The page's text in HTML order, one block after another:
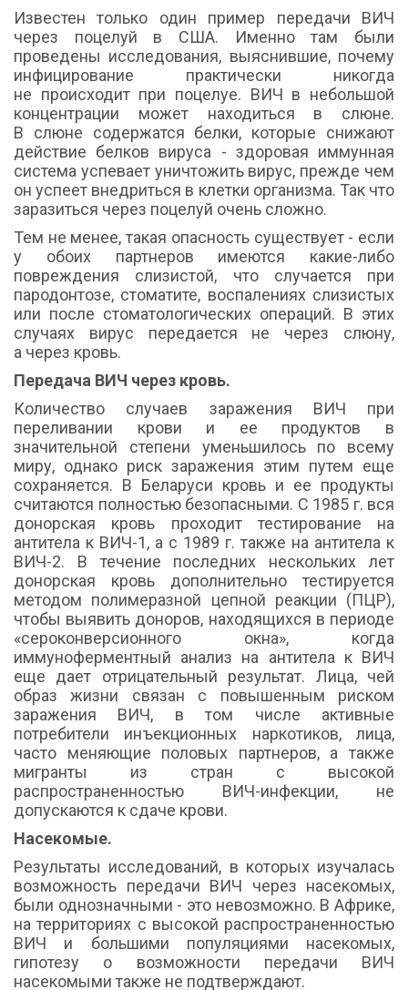
Известен только один пример передачи ВИЧ
через поцелуй в США. Именно там были
проведены исследования, выяснившие, почему
инфицирование практически никогда
не происходит при поцелуе. ВИЧ в небольшой
концентрации может находиться в слюне.
В слюне содержатся белки, которые снижают
действие белков вируса - здоровая иммунная
система успевает уничтожить вирус, прежде чем
он успеет внедриться в клетки организма. Так что
заразиться через поцелуй очень сложно.
Тем не менее, такая опасность существует - если
у обоих партнеров имеются какие-либо
повреждения слизистой, что случается при
пародонтозе, стоматите, воспалениях слизистых
или после стоматологических операций. В этих
случаях вирус передается не через слюну,
а через кровь.
Передача ВИЧ через кровь.
Количество случаев заражения ВИЧ при
переливании крови и ее продуктов в
значительной степени уменьшилось по всему
миру, однако риск заражения этим путем еще
сохраняется. В Беларуси кровь и ее продукты
считаются полностью безопасными. С 1985 г. вся
донорская кровь проходит тестирование на
антитела к ВИЧ-1, а с 1989 г. также на антитела к
ВИЧ-2. В течение последних нескольких лет
донорская кровь дополнительно тестируется
методом полимеразной цепной реакции (ПЦР),
чтобы выявить доноров, находящихся в периоде
«сероконверсионного окна», когда
иммуноферментный анализ на антитела к ВИЧ
еще дает отрицательный результат. Лица, чей
образ жизни связан с повышенным риском
заражения ВИЧ, в том числе активные
потребители инъекционных наркотиков, лица,
часто меняющие половых партнеров, а также
мигранты из стран с высокой
распространенностью ВИЧ-инфекции, не
допускаются к сдаче крови.
Насекомые.
Результаты исследований, в которых изучалась
возможность передачи ВИЧ через насекомых,
были однозначными - это невозможно. В Африке,
на территориях с высокой распространенностью
ВИЧ и большими популяциями насекомых,
гипотезу о возможности передачи ВИЧ
насекомыми также не подтверждают.